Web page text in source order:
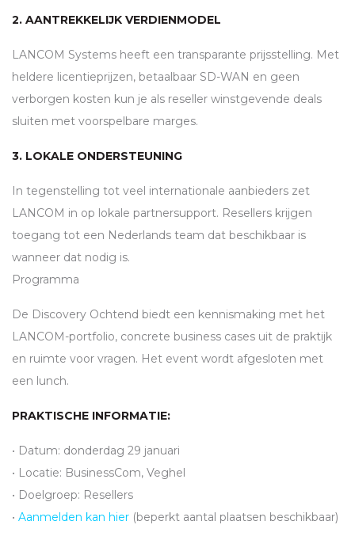
2. AANTREKKELIJK VERDIENMODEL
LANCOM Systems heeft een transparante prijsstelling. Met
heldere licentieprijzen, betaalbaar SD-WAN en geen
verborgen kosten kun je als reseller winstgevende deals
sluiten met voorspelbare marges.
3. LOKALE ONDERSTEUNING
In tegenstelling tot veel internationale aanbieders zet
LANCOM in op lokale partnersupport. Resellers krijgen
toegang tot een Nederlands team dat beschikbaar is
wanneer dat nodig is.
Programma
De Discovery Ochtend biedt een kennismaking met het
LANCOM-portfolio, concrete business cases uit de praktijk
en ruimte voor vragen. Het event wordt afgesloten met
een lunch.
PRAKTISCHE INFORMATIE:
• Datum: donderdag 29 januari
• Locatie: BusinessCom, Veghel
• Doelgroep: Resellers
• Aanmelden kan hier (beperkt aantal plaatsen beschikbaar)